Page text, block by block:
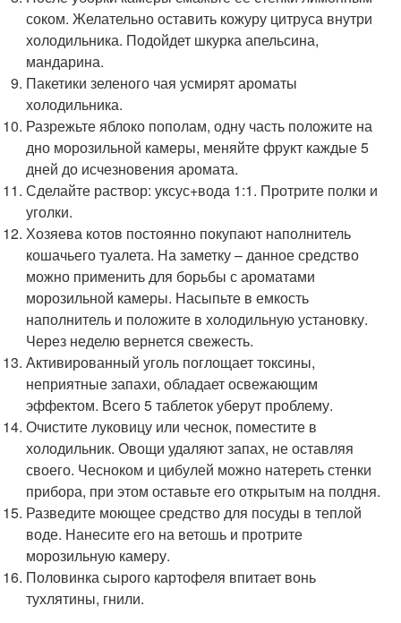
соком. Желательно оставить кожуру цитруса внутри
холодильника. Подойдет шкурка апельсина,
мандарина.
Пакетики зеленого чая усмирят ароматы
холодильника.
Разрежьте яблоко пополам, одну часть положите на
дно морозильной камеры, меняйте фрукт каждые 5
дней до исчезновения аромата.
Сделайте раствор: уксус+вода 1:1. Протрите полки и
уголки.
Хозяева котов постоянно покупают наполнитель
кошачьего туалета. На заметку – данное средство
можно применить для борьбы с ароматами
морозильной камеры. Насыпьте в емкость
наполнитель и положите в холодильную установку.
Через неделю вернется свежесть.
Активированный уголь поглощает токсины,
неприятные запахи, обладает освежающим
эффектом. Всего 5 таблеток уберут проблему.
Очистите луковицу или чеснок, поместите в
холодильник. Овощи удаляют запах, не оставляя
своего. Чесноком и цибулей можно натереть стенки
прибора, при этом оставьте его открытым на полдня.
Разведите моющее средство для посуды в теплой
воде. Нанесите его на ветошь и протрите
морозильную камеру.
Половинка сырого картофеля впитает вонь
тухлятины, гнили.